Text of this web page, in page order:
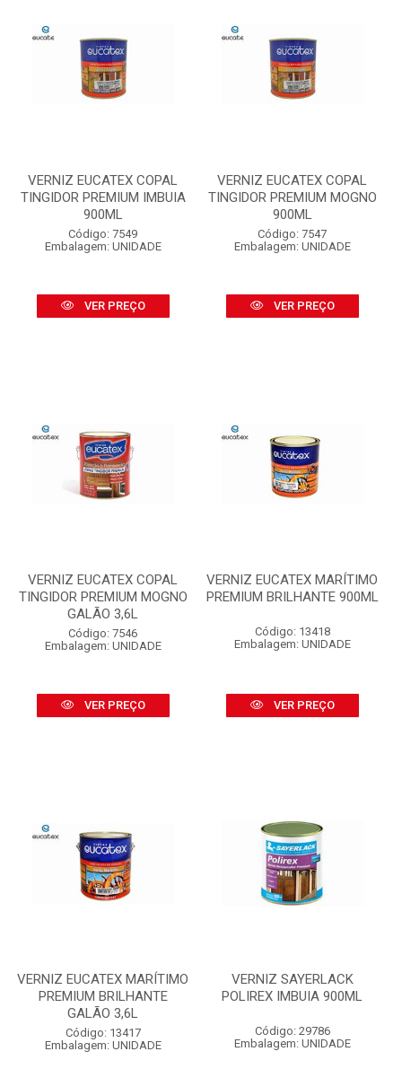
VERNIZ EUCATEX COPAL
TINGIDOR PREMIUM IMBUIA
900ML
Código: 7549
Embalagem: UNIDADE
VER PREÇO
VERNIZ EUCATEX COPAL
TINGIDOR PREMIUM MOGNO
900ML
Código: 7547
Embalagem: UNIDADE
VER PREÇO
VERNIZ EUCATEX COPAL
TINGIDOR PREMIUM MOGNO
GALÃO 3,6L
Código: 7546
Embalagem: UNIDADE
VER PREÇO
VERNIZ EUCATEX MARÍTIMO
PREMIUM BRILHANTE 900ML
Código: 13418
Embalagem: UNIDADE
VER PREÇO
VERNIZ EUCATEX MARÍTIMO
PREMIUM BRILHANTE
GALÃO 3,6L
Código: 13417
Embalagem: UNIDADE
VERNIZ SAYERLACK
POLIREX IMBUIA 900ML
Código: 29786
Embalagem: UNIDADE